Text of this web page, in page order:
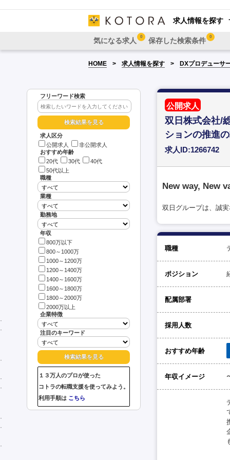
求人情報を探す
気になる求人 0 保存した検索条件 0
HOME 求人情報を探す DXプロデューサ
フリーワード検索
求人区分
公開求人
非公開求人
おすすめ年齢
20代
30代
40代
50代以上
職種
業種
勤務地
年収
800万以下
800～1000万
1000～1200万
1200～1400万
1400～1600万
1600～1800万
1800～2000万
2000万以上
企業特徴
注目のキーワード
１３万人のプロが使った
コトラの転職支援を使ってみよう。
利用手順は こちら
公開求人
双日株式会社/
ションの推進
求人ID:1266742
New way, New
双日グループは、誠
職種
ポジション
配属部署
採用人数
おすすめ年齢
年収イメージ